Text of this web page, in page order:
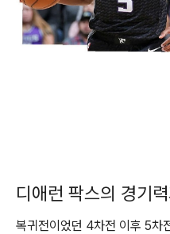
디애런 팍스의 경기
복귀전이었던 4차전 이후 5차